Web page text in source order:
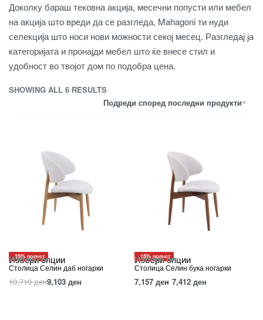
Доколку бараш тековна акција, месечни попусти или мебел
на акција што вреди да се разгледа, Mahagoni ти нуди
селекција што носи нови можности секој месец. Разгледај ја
категоријата и пронајди мебел што ќе внесе стил и
удобност во твојот дом по подобра цена.
SHOWING ALL 6 RESULTS
Подреди според последни продукти
-15% попуст
Избери опции
Столица Селин даб ногарки
10,710ден9,103 ден
-15% попуст
Избери опции
Столица Селин бука ногарки
7,157 ден 7,412 ден